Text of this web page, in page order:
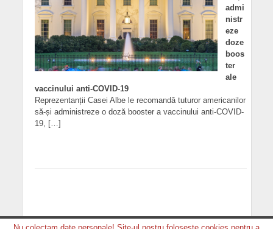
admi
nistr
eze
doze
boos
ter
ale
vaccinului anti-COVID-19
Reprezentanții Casei Albe le recomandă tuturor americanilor
să-și administreze o doză booster a vaccinului anti-COVID-
19, […]